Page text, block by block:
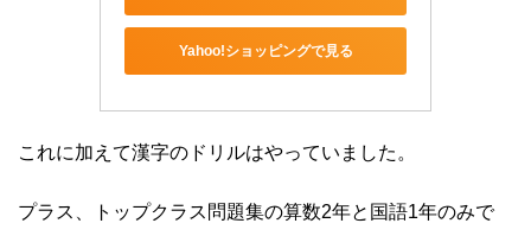
Yahoo!ショッピングで見る
これに加えて漢字のドリルはやっていました。
プラス、トップクラス問題集の算数2年と国語1年のみで